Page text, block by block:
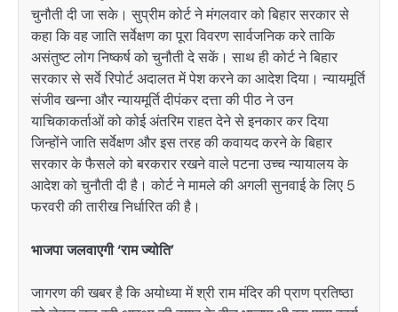
चुनौती दी जा सके। सुप्रीम कोर्ट ने मंगलवार को बिहार सरकार से
कहा कि वह जाति सर्वेक्षण का पूरा विवरण सार्वजनिक करे ताकि
असंतुष्ट लोग निष्कर्ष को चुनौती दे सकें। साथ ही कोर्ट ने बिहार
सरकार से सर्वे रिपोर्ट अदालत में पेश करने का आदेश दिया। न्यायमूर्ति
संजीव खन्ना और न्यायमूर्ति दीपंकर दत्ता की पीठ ने उन
याचिकाकर्ताओं को कोई अंतरिम राहत देने से इनकार कर दिया
जिन्होंने जाति सर्वेक्षण और इस तरह की कवायद करने के बिहार
सरकार के फैसले को बरकरार रखने वाले पटना उच्च न्यायालय के
आदेश को चुनौती दी है। कोर्ट ने मामले की अगली सुनवाई के लिए 5
फरवरी की तारीख निर्धारित की है।
भाजपा जलवाएगी ‘राम ज्योति’
जागरण की खबर है कि अयोध्या में श्री राम मंदिर की प्राण प्रतिष्ठा